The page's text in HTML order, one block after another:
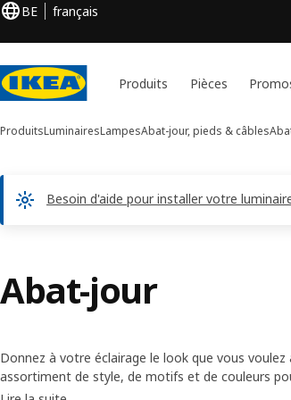
BE français
Produits Pièces
ProduitsLuminairesLampesAbat-jour, pieds & câbles
Besoin d'aide pour installer votre
Abat-jour
Donnez à votre éclairage le look que vous
assortiment de style, de motifs et de couleurs
changer, un nouvel abat-jour ne vous coûtera